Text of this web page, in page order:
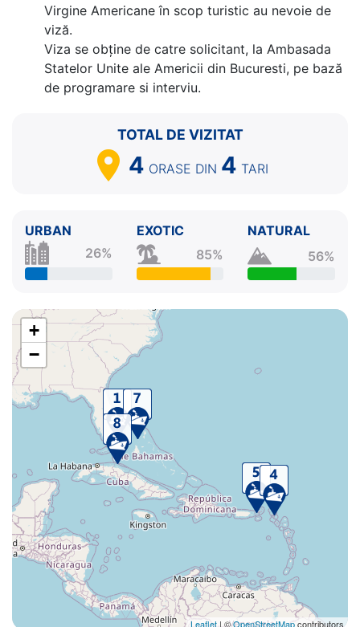
Virgine Americane în scop turistic au nevoie de
viză.
Viza se obține de catre solicitant, la Ambasada
Statelor Unite ale Americii din Bucuresti, pe bază
de programare si interviu.
TOTAL DE VIZITAT
4 ORASE DIN 4 TARI
URBAN
26%
EXOTIC
85%
NATURAL
56%
+
−
Leaflet | ©OpenStreetMapcontributors